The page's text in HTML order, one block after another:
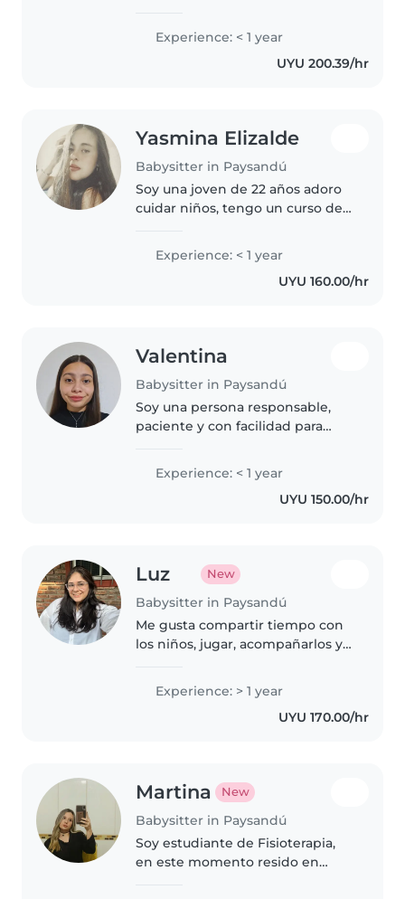
cuidado de niños en edad
preescolar. Me encanta dibujar,
Experience: < 1 year
UYU 200.39/hr
Yasmina Elizalde
Babysitter in Paysandú
Soy una joven de 22 años adoro
cuidar niños, tengo un curso de
por hacer otro curso de Maestra
de primera infancia. Me encanta
jugar con ellos brindar..
Experience: < 1 year
UYU 160.00/hr
Valentina
Babysitter in Paysandú
Soy una persona responsable,
paciente y con facilidad para
mi primer empleo como niñera
para adquirir experiencia,
ofreciendo cuidados, atención y
Experience: < 1 year
UYU 150.00/hr
Luz New
Babysitter in Paysandú
Me gusta compartir tiempo con
los niños, jugar, acompañarlos y
divierten. Soy una persona
responsable, paciente, creativa y
de confianza, comprometida..
Experience: > 1 year
UYU 170.00/hr
Martina New
Babysitter in Paysandú
Soy estudiante de Fisioterapia,
en este momento resido en